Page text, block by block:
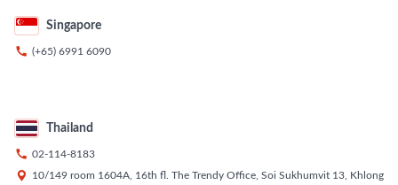
Singapore
 (+65) 6991 6090
Thailand
 02-114-8183

10/149 room 1604A, 16th fl. The Trendy Office, Soi Sukhumvit 13, Khlong